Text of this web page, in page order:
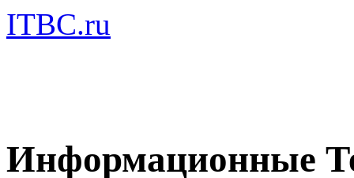
ITBC.ru
Информационные